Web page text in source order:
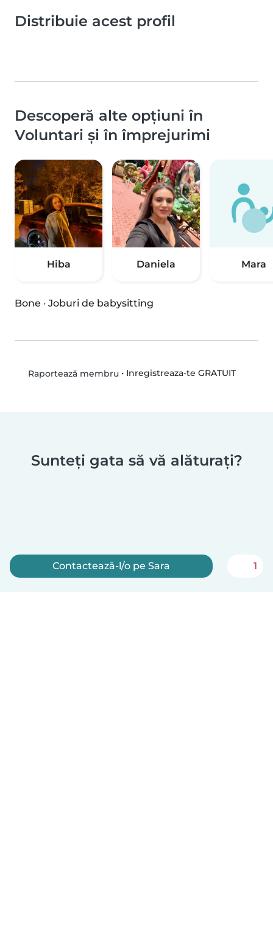
Distribuie acest profil
Descoperă alte opțiuni în
Voluntari și în împrejurimi
Hiba Daniela Mara
Bone · Joburi de babysitting
Raportează membru• Inregistreaza-te GRATUIT
Sunteți gata să vă alăturați?
Contactează-l/o pe Sara 1